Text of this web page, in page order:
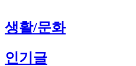
생활/문화
인기글